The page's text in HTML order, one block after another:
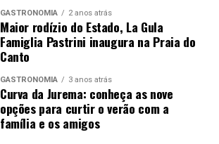
GASTRONOMIA 2 anos atrás
Maior rodízio do Estado, La Gula
Famiglia Pastrini inaugura na Praia do
Canto
GASTRONOMIA 3 anos atrás
Curva da Jurema: conheça as nove
opções para curtir o verão com a
família e os amigos